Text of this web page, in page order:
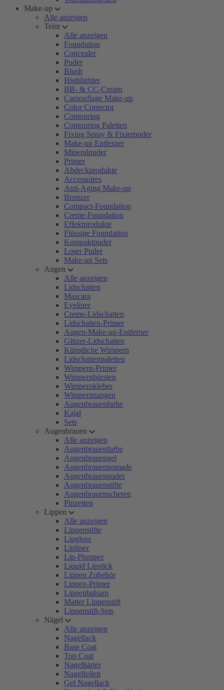
Make-up
Alle anzeigen
Teint
Alle anzeigen
Foundation
Concealer
Puder
Blush
Highlighter
BB- & CC-Cream
Camouflage Make-up
Color Corrector
Contouring
Contouring Paletten
Fixing Spray & Fixierpuder
Make-up Entferner
Mineralpuder
Primer
Abdeckprodukte
Accessoires
Anti-Aging Make-up
Bronzer
Compact-Foundation
Creme-Foundation
Effektprodukte
Flüssige Foundation
Kompaktpuder
Loser Puder
Make-up Sets
Augen
Alle anzeigen
Lidschatten
Mascara
Eyeliner
Creme-Lidschatten
Lidschatten-Primer
Augen-Make-up-Entferner
Glitzer-Lidschatten
Künstliche Wimpern
Lidschattenpaletten
Wimpern-Primer
Wimpernbürsten
Wimpernkleber
Wimpernzangen
Augenbrauenfarbe
Kajal
Sets
Augenbrauen
Alle anzeigen
Augenbrauenfarbe
Augenbrauengel
Augenbrauenpomade
Augenbrauenpuder
Augenbrauenstifte
Augenbrauenscheren
Pinzetten
Lippen
Alle anzeigen
Lippenstifte
Lipgloss
Lipliner
Lip-Plumper
Liquid Lipstick
Lippen Zubehör
Lippen-Primer
Lippenbalsam
Matter Lippenstift
Lippenstift-Sets
Nägel
Alle anzeigen
Nagellack
Base Coat
Top Coat
Nagelhärter
Nagelfeilen
Gel Nagellack